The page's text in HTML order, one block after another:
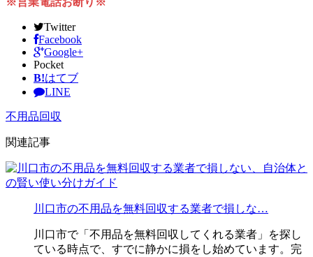
Twitter
Facebook
Google+
Pocket
B!はてブ
LINE
不用品回収
関連記事
川口市の不用品を無料回収する業者で損しな…
川口市で「不用品を無料回収してくれる業者」を探し
ている時点で、すでに静かに損をし始めています。完